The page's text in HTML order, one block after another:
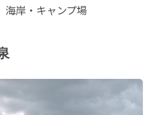
海岸・キャンプ場